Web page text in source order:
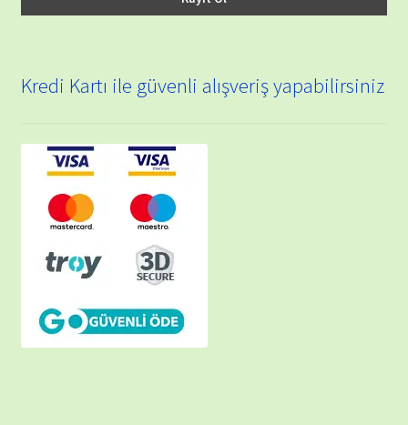
Kredi Kartı ile güvenli alışveriş yapabilirsiniz